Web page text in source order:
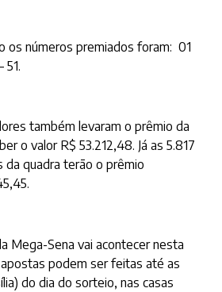
os números premiados foram: 01
51.
também levaram o prêmio da
o valor R$ 53.212,48. Já as 5.817
da quadra terão o prêmio
Mega-Sena vai acontecer nesta
podem ser feitas até as
do dia do sorteio, nas casas